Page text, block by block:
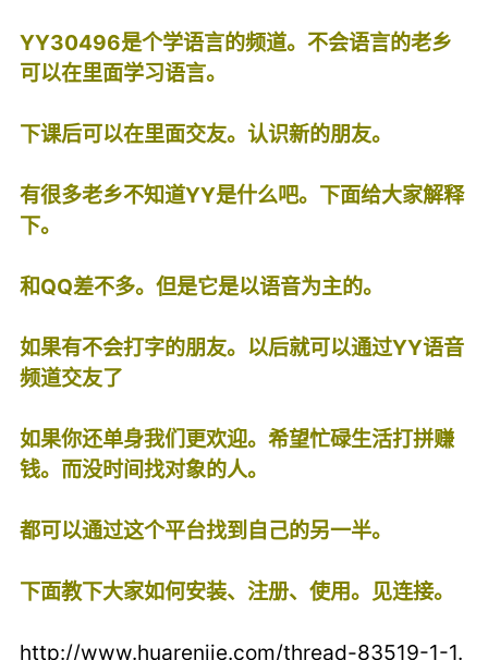
YY30496是个学语言的频道。不会语言的老乡
可以在里面学习语言。
下课后可以在里面交友。认识新的朋友。
有很多老乡不知道YY是什么吧。下面给大家解释
下。
和QQ差不多。但是它是以语音为主的。
如果有不会打字的朋友。以后就可以通过YY语音
频道交友了
如果你还单身我们更欢迎。希望忙碌生活打拼赚
钱。而没时间找对象的人。
都可以通过这个平台找到自己的另一半。
下面教下大家如何安装、注册、使用。见连接。
http://www.huarenjie.com/thread-83519-1-1.